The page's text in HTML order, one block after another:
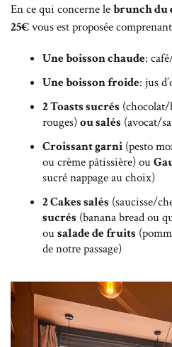
En ce qui concerne lebrunch du
25€vous est proposée
Une boisson chaude:
Une boisson froide: jus
2 Toasts sucrés
rouges)ou salés (avocat/
Croissant garni (pesto
ou crème pâtissière) ou
sucré nappage au choix)
2 Cakes salés (saucisse/
sucrés (banana bread ou
ousalade de fruits
de notre passage)